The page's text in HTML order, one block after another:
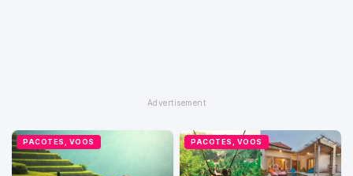
PACOTES, VOOS PACOTES, VOOS